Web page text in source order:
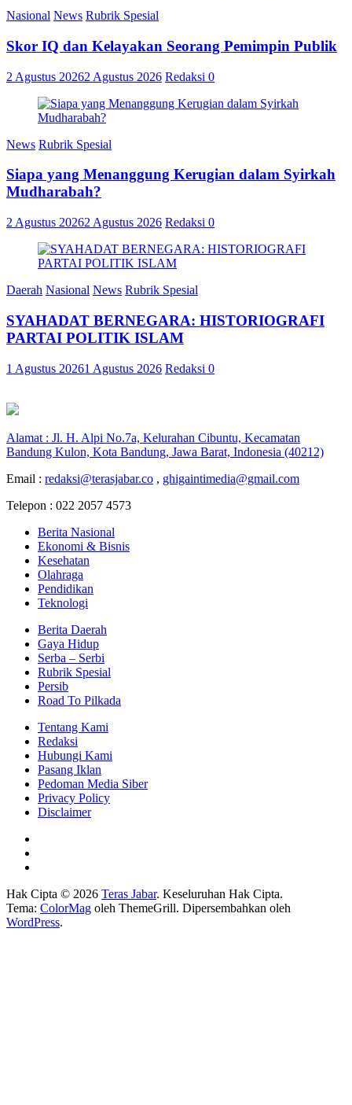
Nasional News Rubrik Spesial
Skor IQ dan Kelayakan Seorang Pemimpin Publik
2 Agustus 20262 Agustus 2026 Redaksi 0
News Rubrik Spesial
Siapa yang Menanggung Kerugian dalam Syirkah
Mudharabah?
2 Agustus 20262 Agustus 2026 Redaksi 0
Daerah Nasional News Rubrik Spesial
SYAHADAT BERNEGARA: HISTORIOGRAFI
PARTAI POLITIK ISLAM
1 Agustus 20261 Agustus 2026 Redaksi 0
Alamat : Jl. H. Alpi No.7a, Kelurahan Cibuntu, Kecamatan
Bandung Kulon, Kota Bandung, Jawa Barat, Indonesia (40212)
Email : redaksi@terasjabar.co , ghigaintimedia@gmail.com
Telepon : 022 2057 4573
Berita Nasional
Ekonomi & Bisnis
Kesehatan
Olahraga
Pendidikan
Teknologi
Berita Daerah
Gaya Hidup
Serba – Serbi
Rubrik Spesial
Persib
Road To Pilkada
Tentang Kami
Redaksi
Hubungi Kami
Pasang Iklan
Pedoman Media Siber
Privacy Policy
Disclaimer
Hak Cipta © 2026 Teras Jabar. Keseluruhan Hak Cipta.
Tema: ColorMag oleh ThemeGrill. Dipersembahkan oleh
WordPress.